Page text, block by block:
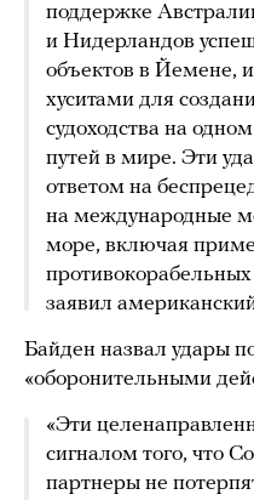
поддержке
и Нидерландов
объектов в Йемене,
хуситами для
судоходства на
путей в мире. Эти
ответом на
на международные
море, включая
заявил
Байден назвал удары
«оборонительными
«Эти
сигналом того, что
партнеры не